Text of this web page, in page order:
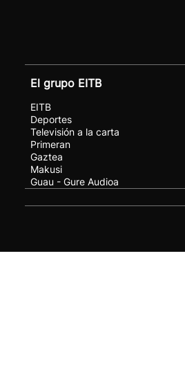
El grupo EITB
EITB
Deportes
Televisión a la carta
Primeran
Gaztea
Makusi
Guau - Gure Audioa